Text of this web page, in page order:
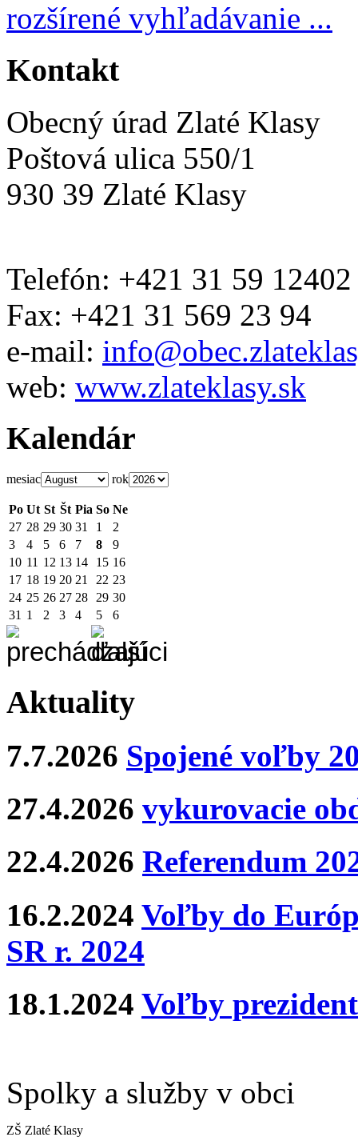
rozšírené vyhľadávanie ...
Kontakt
Obecný úrad Zlaté Klasy
Poštová ulica 550/1
930 39 Zlaté Klasy
Telefón: +421 31 59 12402
Fax: +421 31 569 23 94
e-mail:
web: www.zlateklasy.sk
Kalendár
mesiac rok
Po Ut St Št Pia So Ne
27 28 29 30 31 1
2
3
4 5 6 7 8
9
10 11 12 13 14 15 16
17 18 19 20 21 22 23
24 25 26 27 28 29 30
31 1 2 3 4 5 6
Aktuality
7.7.2026 Spojené voľby
27.4.2026 vykurovacie
22.4.2026 Referendum
16.2.2024 Voľby do
SR r. 2024
18.1.2024 Voľby
Spolky a služby v obci
ZŠ Zlaté Klasy